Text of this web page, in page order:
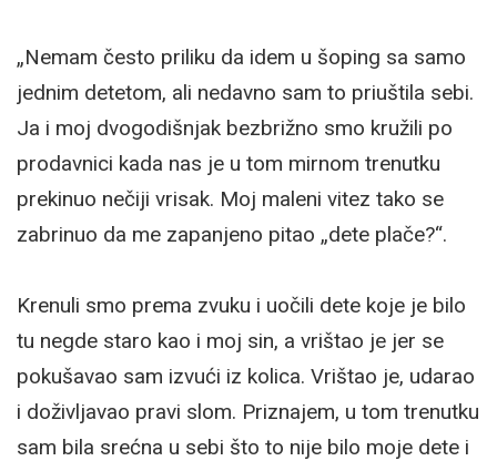
„Nemam često priliku da idem u šoping sa samo
jednim detetom, ali nedavno sam to priuštila sebi.
Ja i moj dvogodišnjak bezbrižno smo kružili po
prodavnici kada nas je u tom mirnom trenutku
prekinuo nečiji vrisak. Moj maleni vitez tako se
zabrinuo da me zapanjeno pitao „dete plače?“.
Krenuli smo prema zvuku i uočili dete koje je bilo
tu negde staro kao i moj sin, a vrištao je jer se
pokušavao sam izvući iz kolica. Vrištao je, udarao
i doživljavao pravi slom. Priznajem, u tom trenutku
sam bila srećna u sebi što to nije bilo moje dete i